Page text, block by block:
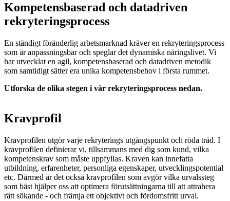
Kompetensbaserad och datadriven
rekryteringsprocess
En ständigt föränderlig arbetsmarknad kräver en rekryteringsprocess
som är anpassningsbar och speglar det dynamiska näringslivet. Vi
har utvecklat en agil, kompetensbaserad och datadriven metodik
som samtidigt sätter era unika kompetensbehov i första rummet.
Utforska de olika stegen i vår rekryteringsprocess nedan.
Kravprofil
Kravprofilen utgör varje rekryterings utgångspunkt och röda tråd. I
kravprofilen definierar vi, tillsammans med dig som kund, vilka
kompetenskrav som måste uppfyllas. Kraven kan innefatta
utbildning, erfarenheter, personliga egenskaper, utvecklingspotential
etc. Därmed är det också kravprofilen som avgör vilka urvalssteg
som bäst hjälper oss att optimera förutsättningarna till att attrahera
rätt sökande - och främja ett objektivt och fördomsfritt urval.